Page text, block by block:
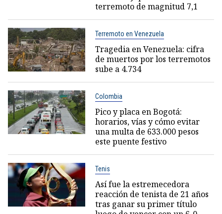
terremoto de magnitud 7,1
Terremoto en Venezuela
Tragedia en Venezuela: cifra
de muertos por los terremotos
sube a 4.734
Colombia
Pico y placa en Bogotá:
horarios, vías y cómo evitar
una multa de 633.000 pesos
este puente festivo
Tenis
Así fue la estremecedora
reacción de tenista de 21 años
tras ganar su primer título